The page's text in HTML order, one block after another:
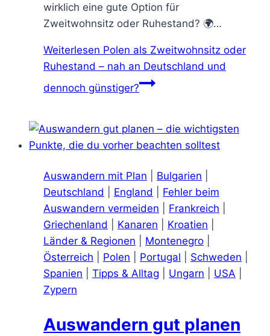
wirklich eine gute Option für
Zweitwohnsitz oder Ruhestand? 🌍…
Weiterlesen Polen als Zweitwohnsitz oder
Ruhestand – nah an Deutschland und
dennoch günstiger?
Auswandern mit Plan Bulgarien
Deutschland
England
Fehler beim
Auswandern vermeiden
Frankreich
Griechenland
Kanaren Kroatien
Länder & Regionen
Montenegro
Österreich
Polen Portugal Schweden
Spanien
Tipps & Alltag Ungarn USA
Zypern
Auswandern gut planen